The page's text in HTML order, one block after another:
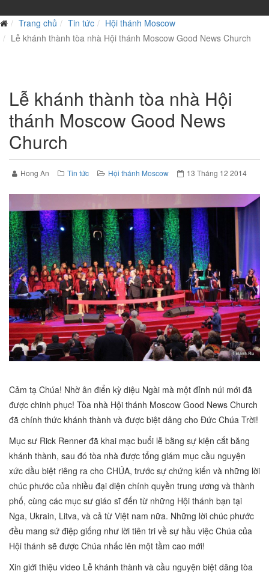
Trang chủ Tin tức
Hội thánh Moscow
Lễ khánh thành tòa nhà Hội thánh Moscow Good News Church
Lễ khánh thành tòa nhà Hội
thánh Moscow Good News
Church
Hong An Tin tức Hội thánh Moscow 13 Tháng 12 2014
Cảm tạ Chúa! Nhờ ân điển kỳ diệu Ngài mà một đỉnh núi mới đã
được chinh phục! Tòa nhà Hội thánh Moscow Good News Church
đã chính thức khánh thành và được biệt dâng cho Đức Chúa Trời!
Mục sư Rick Renner đã khai mạc buổi lễ bằng sự kiện cắt băng
khánh thành, sau đó tòa nhà được tổng giám mục cầu nguyện
xức dầu biệt riêng ra cho CHÚA, trước sự chứng kiến và những lời
chúc phước của nhiều đại diện chính quyền trung ương và thành
phố, cùng các mục sư giáo sĩ đến từ những Hội thánh bạn tại
Nga, Ukrain, Litva, và cả từ Việt nam nữa. Những lời chúc phước
đều mang sứ điệp giống như lời tiên tri về sự hầu việc Chúa của
Hội thánh sẽ được Chúa nhấc lên một tầm cao mới!
Xin giới thiệu video Lễ khánh thành và cầu nguyện biệt dâng tòa